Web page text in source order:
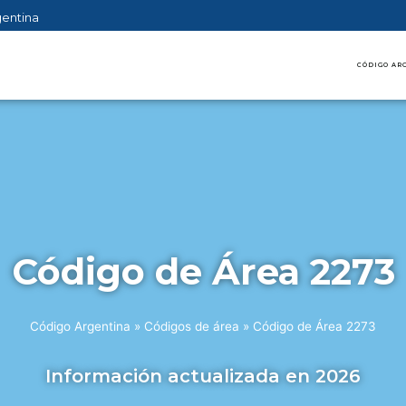
CÓDIGO
Código de Área 2273
Código Argentina » Códigos de área » Código de Área 2273
Información actualizada en 2026